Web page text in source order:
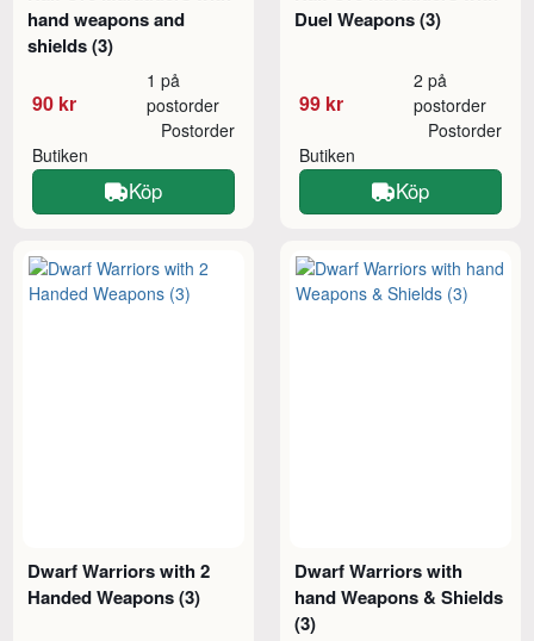
hand weapons and
shields (3)
90 kr
1 på
postorder
Butiken
Postorder
Köp
Duel Weapons (3)
99 kr
2 på
postorder
Butiken
Postorder
Köp
Dwarf Warriors with 2
Handed Weapons (3)
Dwarf Warriors with
hand Weapons & Shields
(3)